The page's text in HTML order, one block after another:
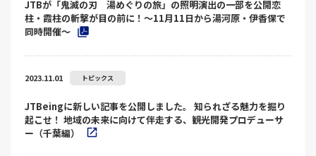
JTBが「鬼滅の刃 湯めぐりの旅」の照明演出の一部を公開恋
柱・霞柱の斬撃が目の前に！～11月11日から湯河原・伊香保で
同時開催～
2023.11.01 トピックス
JTBeingに新しい記事を公開しました。 知られざる魅力を掘り
起こせ！ 地域の未来に向けて伴走する、観光開発プロデューサ
ー（千葉編）